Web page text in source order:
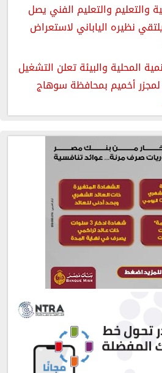
والتعليم والتعليم الفني يصل
نظيره الياباني لاستعراض
المحلية والبيئة تعلن التشغيل
لمجزر أخميم بمحافظة سوهاج